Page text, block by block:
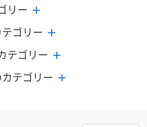
リー
ゴリー
テゴリー
テゴリー